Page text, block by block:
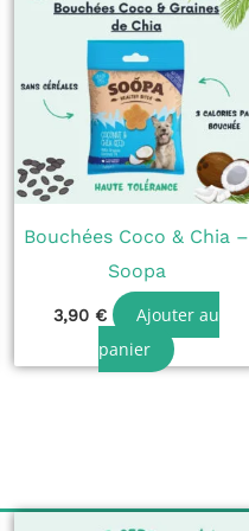
Bouchées Coco & Chia –
Soopa
3,90 €
Ajouter au
panier